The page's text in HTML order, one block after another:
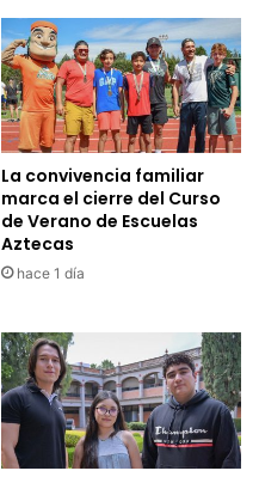
La convivencia familiar
marca el cierre del Curso
de Verano de Escuelas
Aztecas
hace 1 día